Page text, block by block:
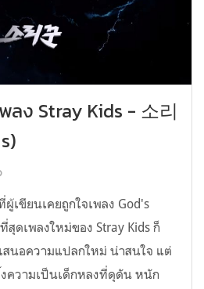
ลง Stray Kids - 소리
เขียนเคยถูกใจเพลง God's
สุดเพลงใหม่ของ Stray Kids ก็
สนอความแปลกใหม่ น่าสนใจ แต่
ความเป็นเด็กหลงที่ดุดัน หนัก